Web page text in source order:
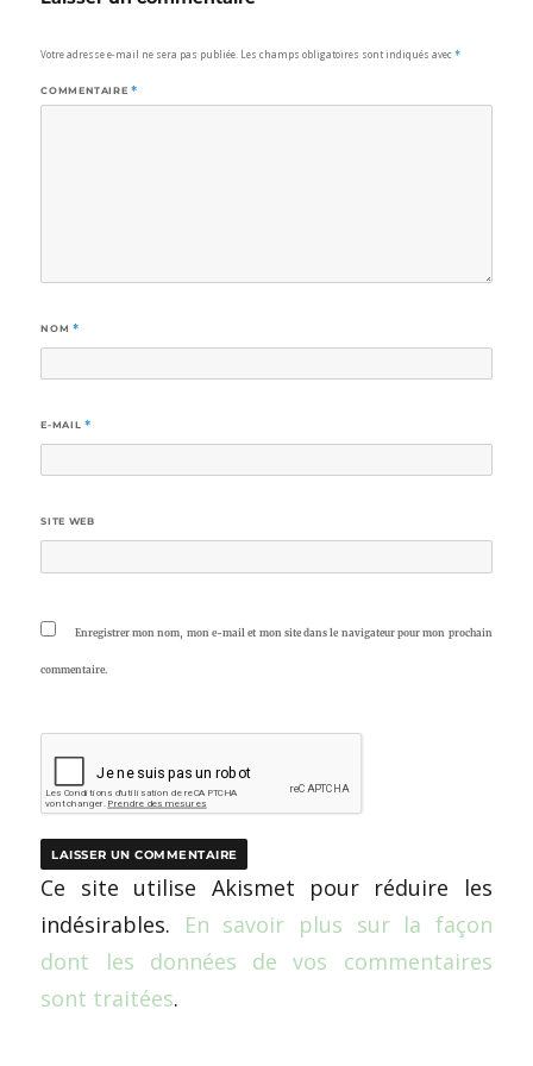
Votre adresse e-mail ne sera pas publiée. Les champs obligatoires sont indiqués avec*
COMMENTAIRE *
NOM *
E-MAIL *
SITE WEB
Enregistrer mon nom, mon e-mail et mon site dans le navigateur pour mon prochain
commentaire.
Ce site utilise Akismet pour réduire les
indésirables. En savoir plus sur la façon
dont les données de vos commentaires
sont traitées.